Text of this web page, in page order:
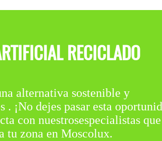
RECICLADO
alternativa sostenible y
¡No dejes pasar esta
con nuestrosespecialistas que
tu zona en Moscolux.